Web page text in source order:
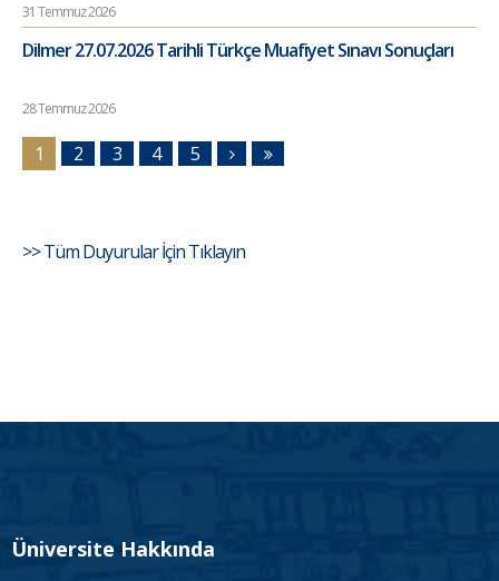
31 Temmuz 2026
Dilmer 27.07.2026 Tarihli Türkçe Muafiyet Sınavı Sonuçları
28 Temmuz 2026
1 2 3 4 5
>> Tüm Duyurular İçin Tıklayın
Üniversite Hakkında